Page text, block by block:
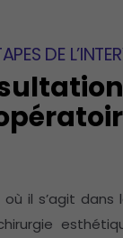
DE
où il s’agit